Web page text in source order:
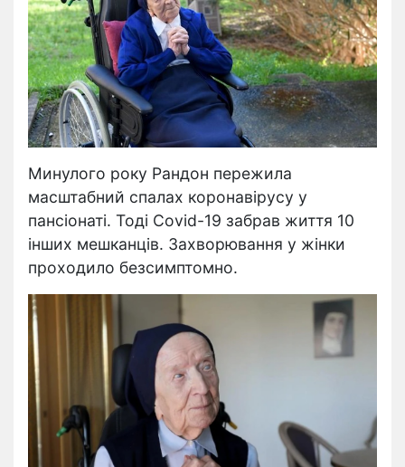
Минулого року Рандон пережила
масштабний спалах коронавірусу у
пансіонаті. Тоді Covid-19 забрав життя 10
інших мешканців. Захворювання у жінки
проходило безсимптомно.